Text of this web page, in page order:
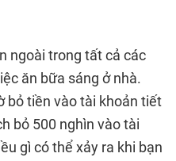
ngoài trong tất cả các
ăn bữa sáng ở nhà.
bỏ tiền vào tài khoản tiết
bỏ 500 nghìn vào tài
gì có thể xảy ra khi bạn